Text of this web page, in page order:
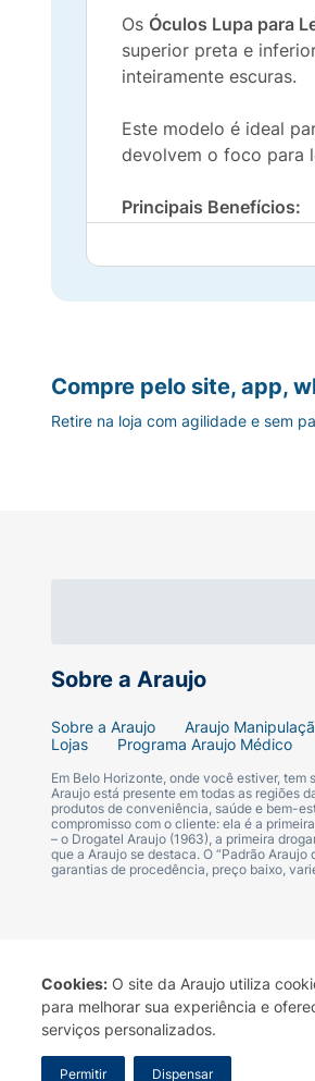
Cookies: O site da Araujo utiliza
para melhorar sua experiência e
serviços personalizados.
Permitir Dispensar
Os Óculos Lupa para
superior preta e
inteiramente escuras.
Este modelo é ideal
devolvem o foco para
Principais Benefícios:
Versatilidade:Design
Cor da Armação:
Sobre a Araujo
Sobre a Araujo Araujo
Lojas
Programa Araujo Médico
Em Belo Horizonte, onde você estiver,
Araujo está presente em todas as regiões
produtos de conveniência, saúde e bem-
compromisso com o cliente: ela é a
– o Drogatel Araujo (1963), a primeira
que a Araujo se destaca. O “Padrão
garantias de procedência, preço baixo,
Compre pelo site, app,
Retire na loja com agilidade e sem
Termo de Uso Portal da Privacidade
A Drogaria Araujo S/A informa que o seu
marca. Para sua segurança
Araujo S.A. Em caso de dúvidas,